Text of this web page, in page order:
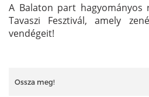
A Balaton part hagyományos
Tavaszi Fesztivál, amely
vendégeit!
Ossza meg!